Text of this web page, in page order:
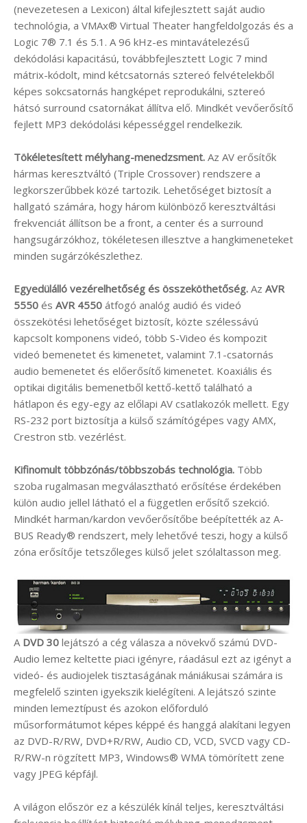
(nevezetesen a Lexicon) által kifejlesztett saját audio
technológia, a VMAx® Virtual Theater hangfeldolgozás és a
Logic 7® 7.1 és 5.1. A 96 kHz-es mintavátelezésű
dekódolási kapacitású, továbbfejlesztett Logic 7 mind
mátrix-kódolt, mind kétcsatornás sztereó felvételekből
képes sokcsatornás hangképet reprodukálni, sztereó
hátsó surround csatornákat állítva elő. Mindkét vevőerősítő
fejlett MP3 dekódolási képességgel rendelkezik.
Tökéletesített mélyhang-menedzsment. Az AV erősítők
hármas keresztváltó (Triple Crossover) rendszere a
legkorszerűbbek közé tartozik. Lehetőséget biztosít a
hallgató számára, hogy három különböző keresztváltási
frekvenciát állítson be a front, a center és a surround
hangsugárzókhoz, tökéletesen illesztve a hangkimeneteket
minden sugárzókészlethez.
Egyedülálló vezérelhetőség és összeköthetőség. Az AVR
5550 és AVR 4550 átfogó analóg audió és videó
összekötési lehetőséget biztosít, közte szélessávú
kapcsolt komponens videó, több S-Video és kompozit
videó bemenetet és kimenetet, valamint 7.1-csatornás
audio bemenetet és előerősítő kimenetet. Koaxiális és
optikai digitális bemenetből kettő-kettő található a
hátlapon és egy-egy az előlapi AV csatlakozók mellett. Egy
RS-232 port biztosítja a külső számítógépes vagy AMX,
Crestron stb. vezérlést.
Kifinomult többzónás/többszobás technológia. Több
szoba rugalmasan megválasztható erősítése érdekében
külön audio jellel látható el a független erősítő szekció.
Mindkét harman/kardon vevőerősítőbe beépítették az A-
BUS Ready® rendszert, mely lehetővé teszi, hogy a külső
zóna erősítője tetszőleges külső jelet szólaltasson meg.
A DVD 30 lejátszó a cég válasza a növekvő számú DVD-
Audio lemez keltette piaci igényre, ráadásul ezt az igényt a
videó- és audiojelek tisztaságának mániákusai számára is
megfelelő szinten igyekszik kielégíteni. A lejátszó szinte
minden lemeztípust és azokon előforduló
műsorformátumot képes képpé és hanggá alakítani legyen
az DVD-R/RW, DVD+R/RW, Audio CD, VCD, SVCD vagy CD-
R/RW-n rögzített MP3, Windows® WMA tömörített zene
vagy JPEG képfájl.
A világon először ez a készülék kínál teljes, keresztváltási